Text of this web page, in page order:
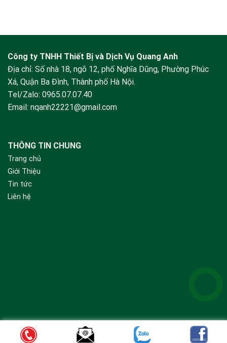
Công ty TNHH Thiết Bị và Dịch Vụ Quang Anh
Địa chỉ: Số nhà 18, ngõ 12, phố Nghĩa Dũng, Phường Phúc
Xá, Quận Ba Đình, Thành phố Hà Nội.
Tel/Zalo: 0965.07.07.40
Email: nqanh22221@gmail.com
THÔNG TIN CHUNG
Trang chủ
Giới Thiệu
Tin tức
Liên hệ